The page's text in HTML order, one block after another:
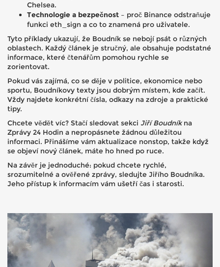
Chelsea.
Technologie a bezpečnost – proč Binance odstraňuje
funkci eth_sign a co to znamená pro uživatele.
Tyto příklady ukazují, že Boudník se nebojí psát o různých
oblastech. Každý článek je stručný, ale obsahuje podstatné
informace, které čtenářům pomohou rychle se
zorientovat.
Pokud vás zajímá, co se děje v politice, ekonomice nebo
sportu, Boudníkovy texty jsou dobrým místem, kde začít.
Vždy najdete konkrétní čísla, odkazy na zdroje a praktické
tipy.
Chcete vědět víc? Stačí sledovat sekci Jiří Boudníkna
Zprávy 24 Hodin a nepropásnete žádnou důležitou
informaci. Přinášíme vám aktualizace nonstop, takže když
se objeví nový článek, máte ho hned po ruce.
Na závěr je jednoduché: pokud chcete rychlé,
srozumitelné a ověřené zprávy, sledujte Jiřího Boudníka.
Jeho přístup k informacím vám ušetří čas i starosti.